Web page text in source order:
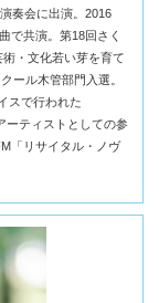
奏会に出演。2016
で共演。第18回さく
・文化若い芽を育て
ール木管部門入選。
スで行われた
ーティストとしての参
「リサイタル・ノヴ